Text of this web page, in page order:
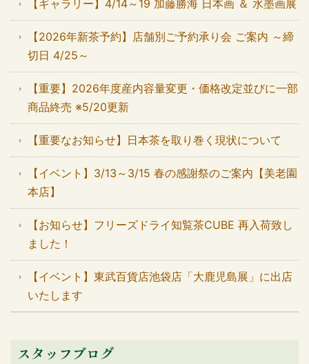
【ギャラリー】4/14～19 加藤勝海 日本画 ＆ 水墨画展
【2026年新茶予約】店舗別ご予約承り会 ご案内 ～締
切日 4/25～
【重要】2026年度産内容量変更・価格改定並びに一部
商品終売 ※5/20更新
【重要なお知らせ】日本茶を取り巻く現状について
【イベント】3/13～3/15 春の感謝祭のご案内【美老園
本店】
【お知らせ】フリーズドライ知覧茶CUBE 再入荷致し
ました！
【イベント】東武百貨店池袋店「大鹿児島展」に出店
いたします
スタッフブログ